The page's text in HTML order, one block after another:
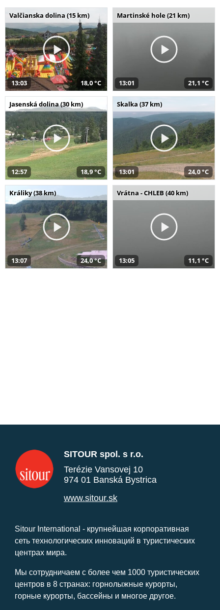
Valčianska dolina (15 km)
13:03 18,0 °C
Martinské hole (21 km)
13:01 21,1 °C
Jasenská dolina (30 km)
12:57 18,9 °C
Skalka (37 km)
13:01 24,0 °C
Králiky (38 km)
13:07 24,0 °C
Vrátna - CHLEB (40 km)
13:05 11,1 °C
SITOUR spol. s r.o.
Terézie Vansovej 10
974 01 Banská Bystrica
www.sitour.sk
Sitour International - крупнейшая корпоративная
сеть технологических инноваций в туристических
центрах мира.
Мы сотрудничаем с более чем 1000 туристических
центров в 8 странах: горнолыжные курорты,
горные курорты, бассейны и многое другое.